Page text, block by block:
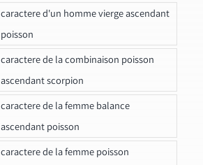
caractere d'un homme vierge ascendant
poisson
caractere de la combinaison poisson
ascendant scorpion
caractere de la femme balance
ascendant poisson
caractere de la femme poisson